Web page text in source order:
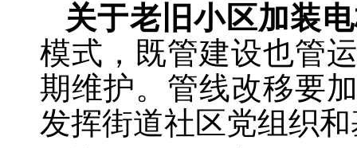
关于老旧小区加装
模式，既管建设也管
期维护。管线改移要
发挥街道社区党组织